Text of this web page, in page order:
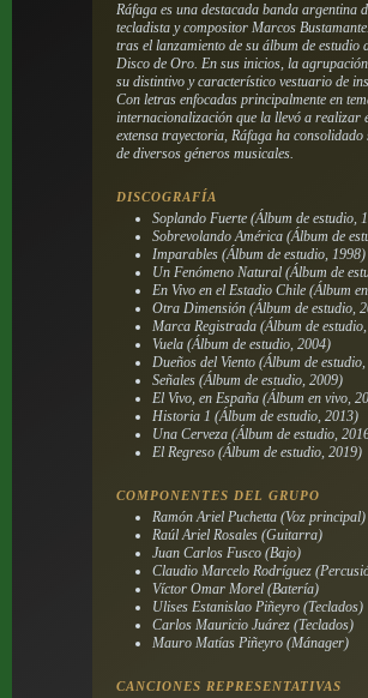
Ráfaga es una destacada banda argentina
tecladista y compositor Marcos
tras el lanzamiento de su álbum de estudio
Disco de Oro. En sus inicios, la
su distintivo y característico vestuario de
Con letras enfocadas principalmente en
internacionalización que la llevó a realizar
extensa trayectoria, Ráfaga ha
de diversos géneros musicales.
DISCOGRAFÍA
Soplando Fuerte (Álbum de estudio,
Sobrevolando América (Álbum de
Imparables (Álbum de estudio, 1998)
Un Fenómeno Natural (Álbum de
En Vivo en el Estadio Chile (Álbum
Otra Dimensión (Álbum de estudio,
Marca Registrada (Álbum de
Vuela (Álbum de estudio, 2004)
Dueños del Viento (Álbum de
Señales (Álbum de estudio, 2009)
El Vivo, en España (Álbum en vivo,
Historia 1 (Álbum de estudio, 2013)
Una Cerveza (Álbum de estudio,
El Regreso (Álbum de estudio, 2019)
COMPONENTES DEL GRUPO
Ramón Ariel Puchetta (Voz principal)
Raúl Ariel Rosales (Guitarra)
Juan Carlos Fusco (Bajo)
Claudio Marcelo Rodríguez
Víctor Omar Morel (Batería)
Ulises Estanislao Piñeyro (Teclados)
Carlos Mauricio Juárez (Teclados)
Mauro Matías Piñeyro (Mánager)
CANCIONES REPRESENTATIVAS